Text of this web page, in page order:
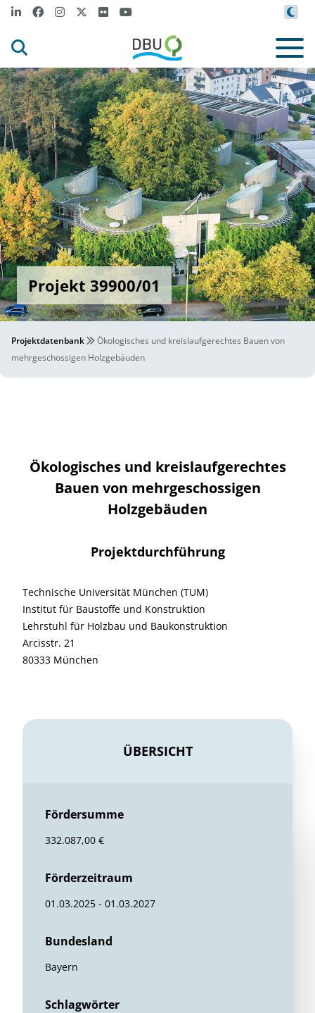
Projekt 39900/01
Projektdatenbank
Ökologisches und kreislaufgerechtes Bauen von
mehrgeschossigen Holzgebäuden
Ökologisches und kreislaufgerechtes
Bauen von mehrgeschossigen
Holzgebäuden
Projektdurchführung
Technische Universität München (TUM)
Institut für Baustoffe und Konstruktion
Lehrstuhl für Holzbau und Baukonstruktion
Arcisstr. 21
80333 München
ÜBERSICHT
Fördersumme
332.087,00 €
Förderzeitraum
01.03.2025 - 01.03.2027
Bundesland
Bayern
Schlagwörter